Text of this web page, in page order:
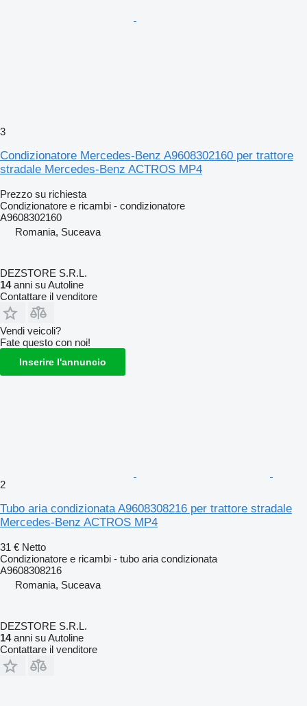
3
Condizionatore Mercedes-Benz A9608302160 per trattore
stradale Mercedes-Benz ACTROS MP4
Prezzo su richiesta
Condizionatore e ricambi - condizionatore
A9608302160
Romania, Suceava
DEZSTORE S.R.L.
14anni su Autoline
Contattare il venditore
Vendi veicoli?
Fate questo con noi!
Inserire l'annuncio
2
Tubo aria condizionata A9608308216 per trattore stradale
Mercedes-Benz ACTROS MP4
31 € Netto
Condizionatore e ricambi - tubo aria condizionata
A9608308216
Romania, Suceava
DEZSTORE S.R.L.
14anni su Autoline
Contattare il venditore